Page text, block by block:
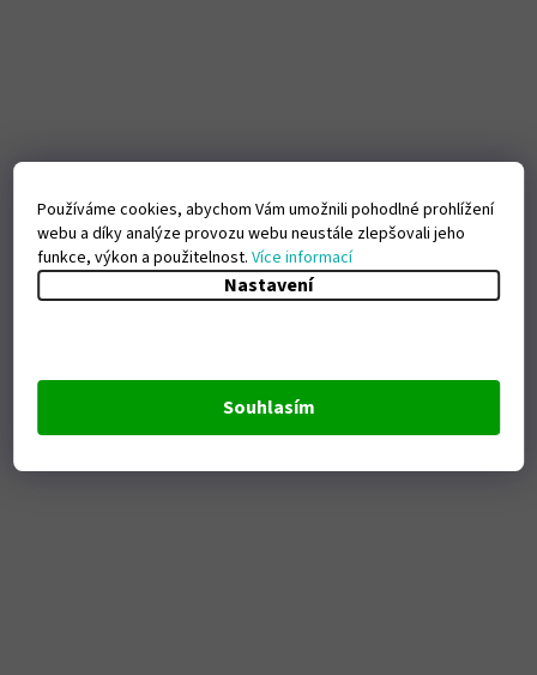
Používáme cookies, abychom Vám umožnili pohodlné prohlížení
webu a díky analýze provozu webu neustále zlepšovali jeho
funkce, výkon a použitelnost.Více informací
Nastavení
Souhlasím